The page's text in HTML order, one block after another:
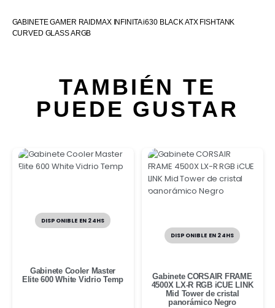
GABINETE GAMER RAIDMAX INFINITA i630 BLACK ATX FISHTANK
CURVED GLASS ARGB
TAMBIÉN TE
PUEDE GUSTAR
DISPONIBLE EN 24HS
Gabinete Cooler Master
Elite 600 White Vidrio Temp
DISPONIBLE EN 24HS
Gabinete CORSAIR FRAME
4500X LX-R RGB iCUE LINK
Mid Tower de cristal
panorámico Negro